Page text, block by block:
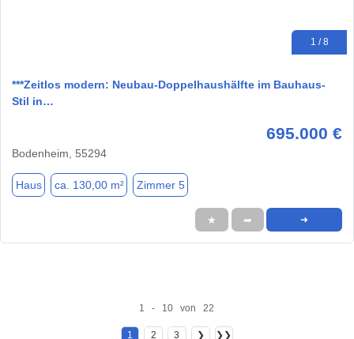
1 / 8
***Zeitlos modern: Neubau-Doppelhaushälfte im Bauhaus-
Stil in…
695.000 €
Bodenheim, 55294
Haus ca. 130,00 m² Zimmer 5
★ ➦ ➜
1 - 10 von 22
1 2 3 ❯ ❯❯